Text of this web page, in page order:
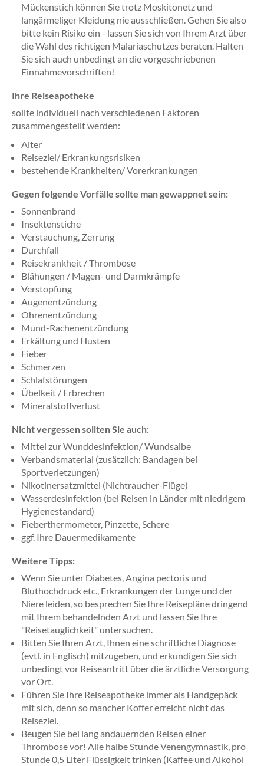
Mückenstich können Sie trotz Moskitonetz und
langärmeliger Kleidung nie ausschließen. Gehen Sie also
bitte kein Risiko ein - lassen Sie sich von Ihrem Arzt über
die Wahl des richtigen Malariaschutzes beraten. Halten
Sie sich auch unbedingt an die vorgeschriebenen
Einnahmevorschriften!
Ihre Reiseapotheke
sollte individuell nach verschiedenen Faktoren
zusammengestellt werden:
Alter
Reiseziel/ Erkrankungsrisiken
bestehende Krankheiten/ Vorerkrankungen
Gegen folgende Vorfälle sollte man gewappnet sein:
Sonnenbrand
Insektenstiche
Verstauchung, Zerrung
Durchfall
Reisekrankheit / Thrombose
Blähungen / Magen- und Darmkrämpfe
Verstopfung
Augenentzündung
Ohrenentzündung
Mund-Rachenentzündung
Erkältung und Husten
Fieber
Schmerzen
Schlafstörungen
Übelkeit / Erbrechen
Mineralstoffverlust
Nicht vergessen sollten Sie auch:
Mittel zur Wunddesinfektion/ Wundsalbe
Verbandsmaterial (zusätzlich: Bandagen bei
Sportverletzungen)
Nikotinersatzmittel (Nichtraucher-Flüge)
Wasserdesinfektion (bei Reisen in Länder mit niedrigem
Hygienestandard)
Fieberthermometer, Pinzette, Schere
ggf. Ihre Dauermedikamente
Weitere Tipps:
Wenn Sie unter Diabetes, Angina pectoris und
Bluthochdruck etc., Erkrankungen der Lunge und der
Niere leiden, so besprechen Sie Ihre Reisepläne dringend
mit Ihrem behandelnden Arzt und lassen Sie Ihre
"Reisetauglichkeit" untersuchen.
Bitten Sie Ihren Arzt, Ihnen eine schriftliche Diagnose
(evtl. in Englisch) mitzugeben, und erkundigen Sie sich
unbedingt vor Reiseantritt über die ärztliche Versorgung
vor Ort.
Führen Sie Ihre Reiseapotheke immer als Handgepäck
mit sich, denn so mancher Koffer erreicht nicht das
Reiseziel.
Beugen Sie bei lang andauernden Reisen einer
Thrombose vor! Alle halbe Stunde Venengymnastik, pro
Stunde 0,5 Liter Flüssigkeit trinken (Kaffee und Alkohol